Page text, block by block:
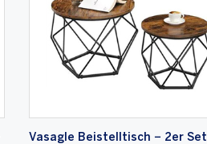
Vasagle Beistelltisch − 2er Set